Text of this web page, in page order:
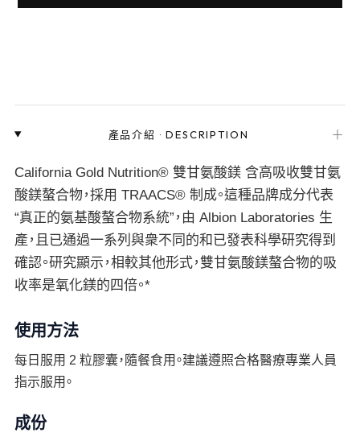
產品介紹 ·DESCRIPTION ＋
California Gold Nutrition® 雙甘氨酸鎂 含高吸收雙甘氨
酸鎂螯合物，採用 TRAACS® 制成。這種品牌成分代表
“真正的氨基酸螯合物系統”，由 Albion Laboratories 生
產，且已通過一系列與衆不同的和已發表科學研究得到
確認。研究顯示，相較其他形式，雙甘氨酸鎂螯合物的吸
收率是氧化鎂的四倍。*
使用方法
每日服用 2 粒膠囊，隨餐食用。建議遵照合格醫療專業人員
指示服用。
成份